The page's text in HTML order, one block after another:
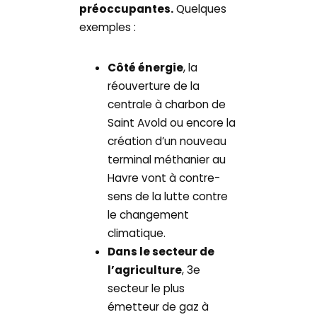
préoccupantes.Quelques
exemples :
Côté énergie, la
réouverture de la
centrale à charbon de
Saint Avold ou encore la
création d’un nouveau
terminal méthanier au
Havre vont à contre-
sens de la lutte contre
le changement
climatique.
Dans le secteur de
l’agriculture, 3e
secteur le plus
émetteur de gaz à